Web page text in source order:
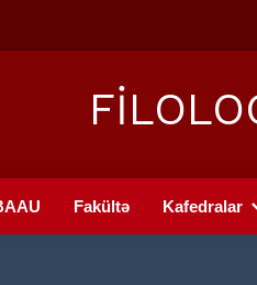
Fakültə Kafedralar